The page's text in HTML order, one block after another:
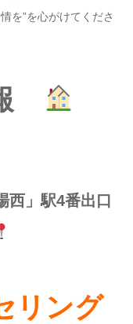
を”を心がけてくださ
西」駅4番出口
リング